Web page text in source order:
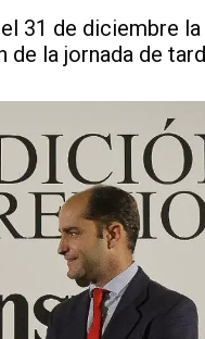
31 de diciembre
la jornada de